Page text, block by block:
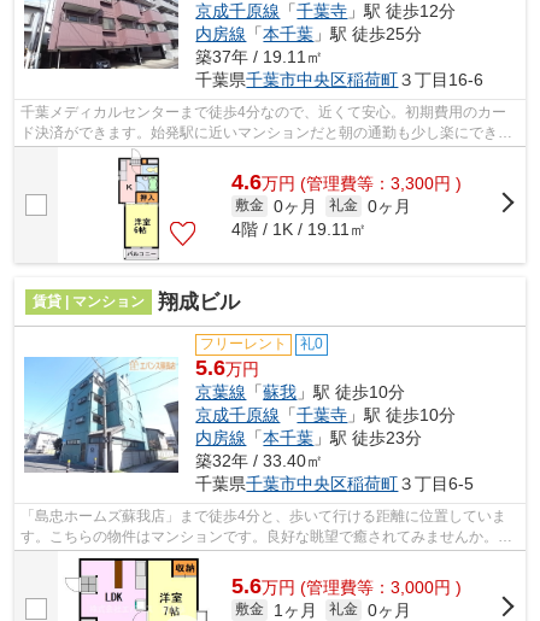
京成千原線 「千葉寺 」駅 徒歩12分
内房線 「本千葉 」駅 徒歩25分
築37年 / 19.11㎡
千葉県千葉市中央区稲荷町３丁目16-6
千葉メディカルセンターまで徒歩4分なので、近くて安心。初期費用のカー
ド決済ができます。始発駅に近いマンションだと朝の通勤も少し楽にできま
す。当社イチオシの物件の「メゾンセキ...
4.6万円 (管理費等：3,300円 )
敷金 0ヶ月 礼金 0ヶ月
4階 / 1K / 19.11㎡
賃貸 | マンション 翔成ビル
フリーレント 礼0
5.6万円
京葉線 「蘇我 」駅 徒歩10分
京成千原線 「千葉寺 」駅 徒歩10分
内房線 「本千葉 」駅 徒歩23分
築32年 / 33.40㎡
千葉県千葉市中央区稲荷町３丁目6-5
「島忠ホームズ蘇我店」まで徒歩4分と、歩いて行ける距離に位置していま
す。こちらの物件はマンションです。良好な眺望で癒されてみませんか。
「翔成ビル」の物件情報をお探しならお気...
5.6万円 (管理費等：3,000円 )
敷金 1ヶ月 礼金 0ヶ月